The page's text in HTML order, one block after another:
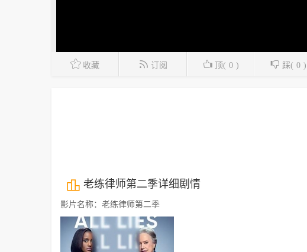
收藏 订阅 顶( 0 ) 踩( 0 )
老练律师第二季详细剧情
影片名称：老练律师第二季